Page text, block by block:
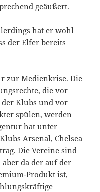
geäußert.
hat er wohl
der Elfer bereits
zur Medienkrise. Die
die vor
der Klubs und vor
spülen, werden
hat unter
Arsenal, Chelsea
Die Vereine sind
da der auf der
Produkt ist,